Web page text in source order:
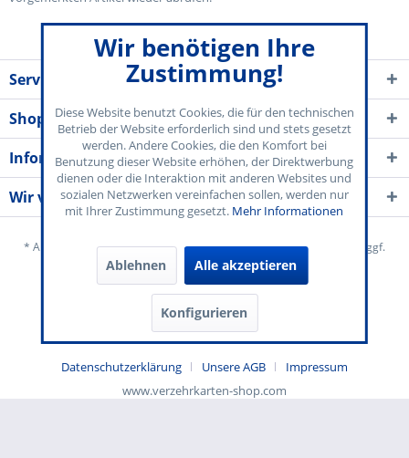
Service Kontakt
Shop Service
Informationen
Wir verschicken mit
* Alle Preise inkl. gesetzl. Mehrwertsteuer zzgl.Versandkosten
und ggf.
Nachnahmegebühren, wenn nicht anders beschrieben
Herstellerinformation
Kontakt & Musteranfrage
Liefer- & Versandkosten
Widerrufsrecht
Datenschutzerklärung
Unsere AGB
Impressum
www.verzehrkarten-shop.com
Wir benötigen Ihre
Zustimmung!
Diese Website benutzt Cookies, die für den technischen
Betrieb der Website erforderlich sind und stets gesetzt
werden. Andere Cookies, die den Komfort bei
Benutzung dieser Website erhöhen, der Direktwerbung
dienen oder die Interaktion mit anderen Websites und
sozialen Netzwerken vereinfachen sollen, werden nur
mit Ihrer Zustimmung gesetzt. Mehr Informationen
Ablehnen Alle akzeptieren
Konfigurieren